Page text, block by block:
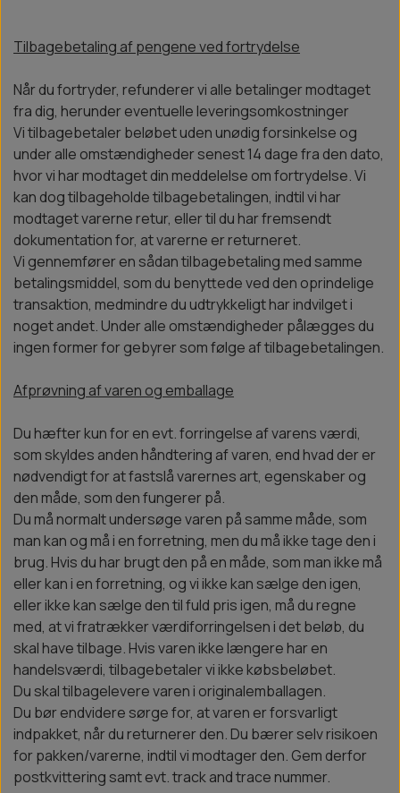
Tilbagebetaling af pengene ved fortrydelse
Når du fortryder, refunderer vi alle betalinger modtaget
fra dig, herunder eventuelle leveringsomkostninger
Vi tilbagebetaler beløbet uden unødig forsinkelse og
under alle omstændigheder senest 14 dage fra den dato,
hvor vi har modtaget din meddelelse om fortrydelse. Vi
kan dog tilbageholde tilbagebetalingen, indtil vi har
modtaget varerne retur, eller til du har fremsendt
dokumentation for, at varerne er returneret.
Vi gennemfører en sådan tilbagebetaling med samme
betalingsmiddel, som du benyttede ved den oprindelige
transaktion, medmindre du udtrykkeligt har indvilget i
noget andet. Under alle omstændigheder pålægges du
ingen former for gebyrer som følge af tilbagebetalingen.
Afprøvning af varen og emballage
Du hæfter kun for en evt. forringelse af varens værdi,
som skyldes anden håndtering af varen, end hvad der er
nødvendigt for at fastslå varernes art, egenskaber og
den måde, som den fungerer på.
Du må normalt undersøge varen på samme måde, som
man kan og må i en forretning, men du må ikke tage den i
brug. Hvis du har brugt den på en måde, som man ikke må
eller kan i en forretning, og vi ikke kan sælge den igen,
eller ikke kan sælge den til fuld pris igen, må du regne
med, at vi fratrækker værdiforringelsen i det beløb, du
skal have tilbage. Hvis varen ikke længere har en
handelsværdi, tilbagebetaler vi ikke købsbeløbet.
Du skal tilbagelevere varen i originalemballagen.
Du bør endvidere sørge for, at varen er forsvarligt
indpakket, når du returnerer den. Du bærer selv risikoen
for pakken/varerne, indtil vi modtager den. Gem derfor
postkvittering samt evt. track and trace nummer.